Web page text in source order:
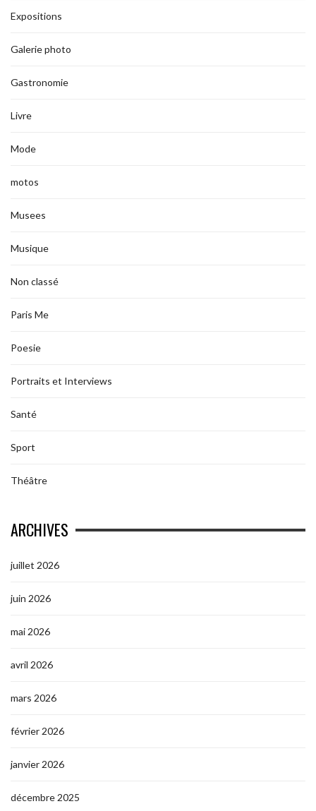
Expositions
Galerie photo
Gastronomie
Livre
Mode
motos
Musees
Musique
Non classé
Paris Me
Poesie
Portraits et Interviews
Santé
Sport
Théâtre
ARCHIVES
juillet 2026
juin 2026
mai 2026
avril 2026
mars 2026
février 2026
janvier 2026
décembre 2025